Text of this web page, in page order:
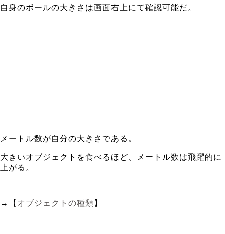
自身のボールの大きさは画面右上にて確認可能だ。
メートル数が自分の大きさである。
大きいオブジェクトを食べるほど、メートル数は飛躍的に
上がる。
→【 オブジェクトの種類 】